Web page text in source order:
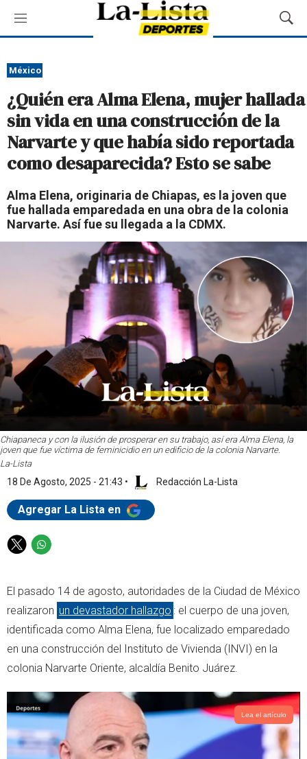
M
e
ú
M
o
a
r
ú
e
d
México
¿Quién era Alma Elena, mujer hallada
sin vida en una construcción de la
Narvarte y que había sido reportada
como desaparecida? Esto se sabe
Alma Elena, originaria de Chiapas, es la joven que
fue hallada emparedada en una obra de la colonia
Narvarte. Así fue su llegada a la CDMX.
Chiapaneca y con la ilusión de prosperar en su trabajo, así era Alma Elena, la
joven que fue víctima de feminicidio en un edificio de la colonia Narvarte.
La-Lista
18 De Agosto, 2025 - 21:43 • Redacción La-Lista
Agregar La Lista en
T
t
t
r
W
t
s
p
p
El pasado 14 de agosto, autoridades de la Ciudad de México
realizaron un devastador hallazgo : el cuerpo de una joven,
identificada como Alma Elena, fue localizado emparedado
en una construcción del Instituto de Vivienda (INVI) en la
colonia Narvarte Oriente, alcaldía Benito Juárez.
Lea el artículo